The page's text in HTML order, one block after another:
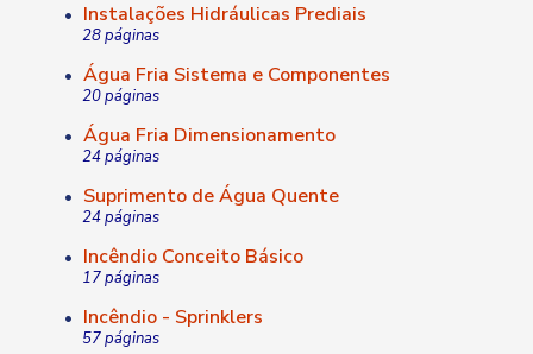
• Instalações Hidráulicas Prediais
28 páginas
• Água Fria Sistema e Componentes
20 páginas
• Água Fria Dimensionamento
24 páginas
• Suprimento de Água Quente
24 páginas
• Incêndio Conceito Básico
17 páginas
• Incêndio - Sprinklers
57 páginas